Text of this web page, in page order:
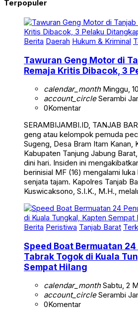
Terpopuler
Berita Daerah Hukum & Kriminal
Tawuran Geng Motor di
Remaja Kritis Dibacok, 3
calendar_monthMinggu,
account_circleSerambi
0Komentar
SERAMBIJAMBI.ID, TANJAB
geng atau kelompok pemuda
Sugeng, Desa Bram Itam Kanan,
Kabupaten Tanjung Jabung
dini hari. Insiden ini
berinisial MF (16) mengalami
senjata tajam. Kapolres Tanjab
Kuswicaksono, S.I.K., M.H.,
Berita Peristiwa Tanjab Barat
Speed Boat Bermuatan
Tabrak Togok di Kuala
Sempat Hilang
calendar_monthSabtu, 2
account_circleSerambi
0Komentar